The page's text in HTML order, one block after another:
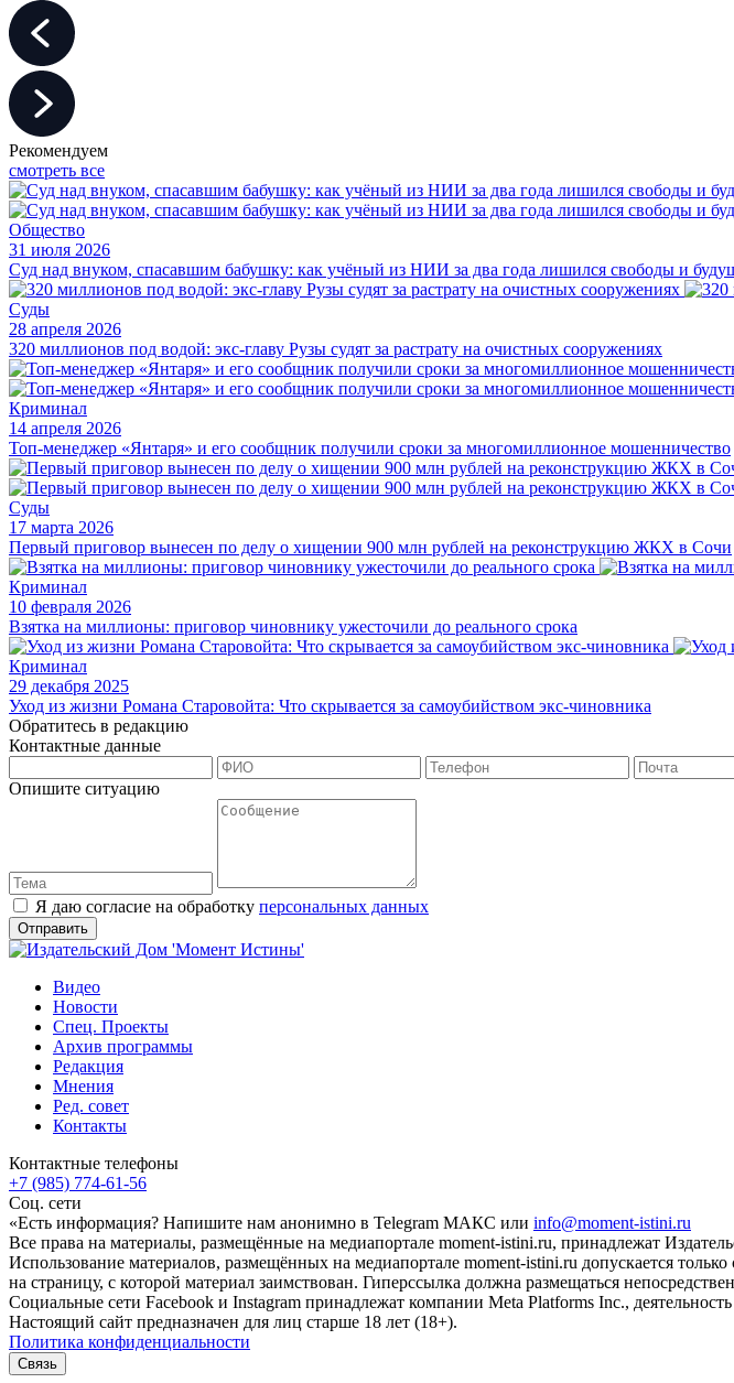
Рекомендуем
смотреть все
Общество
31 июля 2026
Суд над внуком, спасавшим бабушку: как учёный из НИИ за два года лишился свободы и
Суды
28 апреля 2026
320 миллионов под водой: экс-главу Рузы судят за растрату на очистных сооружениях
Криминал
14 апреля 2026
Топ-менеджер «Янтаря» и его сообщник получили сроки за многомиллионное мошенничество
Суды
17 марта 2026
Первый приговор вынесен по делу о хищении 900 млн рублей на реконструкцию ЖКХ в Сочи
Криминал
10 февраля 2026
Взятка на миллионы: приговор чиновнику ужесточили до реального срока
Криминал
29 декабря 2025
Уход из жизни Романа Старовойта: Что скрывается за самоубийством экс-чиновника
Обратитесь в редакцию
Контактные данные
Опишите ситуацию
Я даю согласие на обработку персональных данных
Видео
Новости
Спец. Проекты
Архив программы
Редакция
Мнения
Ред. совет
Контакты
Контактные телефоны
+7 (985) 774-61-56
Соц. сети
«Есть информация? Напишите нам анонимно в Telegram МАКС или info@moment-istini.ru
Все права на материалы, размещённые на медиапортале moment-istini.ru, принадлежат
Использование материалов, размещённых на медиапортале moment-istini.ru допускается
на страницу, с которой материал заимствован. Гиперссылка должна размещаться
Социальные сети Facebook и Instagram принадлежат компании Meta Platforms Inc.,
Настоящий сайт предназначен для лиц старше 18 лет (18+).
Политика конфиденциальности
Связь